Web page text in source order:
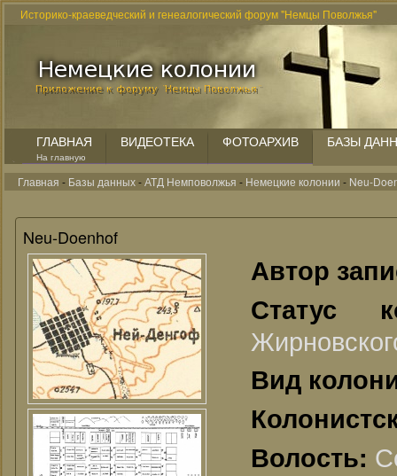
Историко-краеведческий и генеалогический форум "Немцы Поволжья"
ГЛАВНАЯ
На главную
ВИДЕОТЕКА ФОТОАРХИВ БАЗЫ
Главная - Базы данных-АТД Немповолжья - Немецкие колонии - Neu-
Neu-Doenhof
Автор
Статус
Вид
Волость: